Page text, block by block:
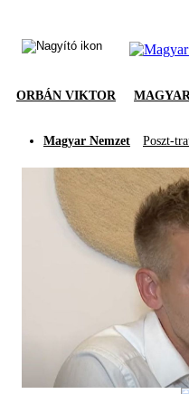
ORBÁN VIKTOR
Magyar Nemzet Poszt-